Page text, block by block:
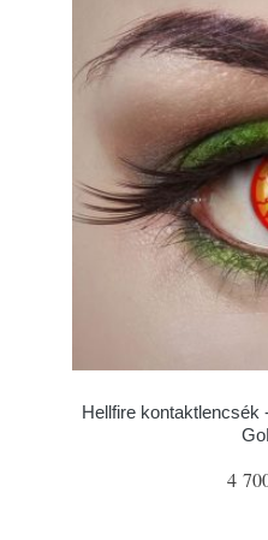
Hellfire kontaktlencsék
4